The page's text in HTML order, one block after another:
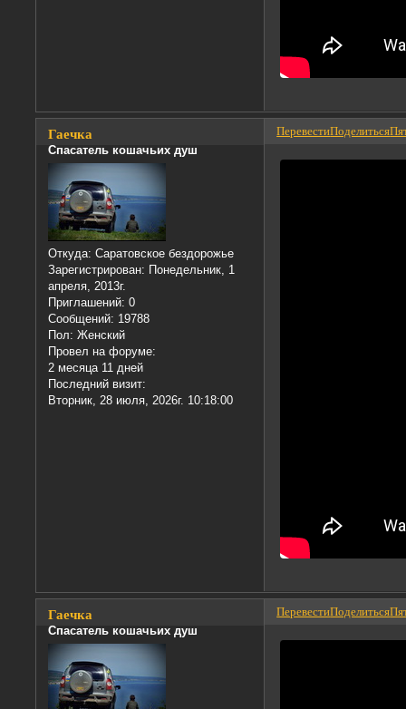
ПеревестиПоделиться
Гаечка
Спасатель кошачьих душ
Откуда: Саратовское бездорожье
Зарегистрирован: Понедельник, 1
апреля, 2013г.
Приглашений: 0
Сообщений: 19788
Пол: Женский
Провел на форуме:
2 месяца 11 дней
Последний визит:
Вторник, 28 июля, 2026г. 10:18:00
ПеревестиПоделиться
Гаечка
Спасатель кошачьих душ